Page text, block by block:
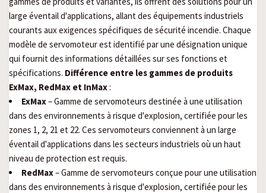
large éventail d'applications, allant des équipements industriels
courants aux exigences spécifiques de sécurité incendie. Chaque
modèle de servomoteur est identifié par une désignation unique
qui fournit des informations détaillées sur ses fonctions et
spécifications. Différence entre les gammes de produits
ExMax, RedMax et InMax:
ExMax– Gamme de servomoteurs destinée à une utilisation
dans des environnements à risque d'explosion, certifiée pour les
zones 1, 2, 21 et 22. Ces servomoteurs conviennent à un large
éventail d'applications dans les secteurs industriels où un haut
niveau de protection est requis.
RedMax– Gamme de servomoteurs conçue pour une utilisation
dans des environnements à risque d'explosion, certifiée pour les